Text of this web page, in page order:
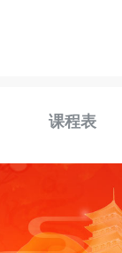
课程表